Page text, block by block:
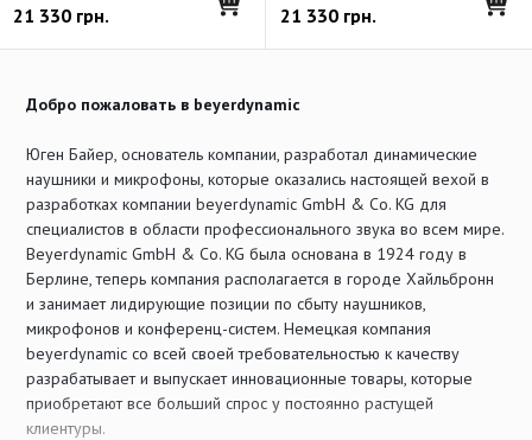
21 330 грн. 21 330 грн.
Добро пожаловать в beyerdynamic
Юген Байер, основатель компании, разработал динамические
наушники и микрофоны, которые оказались настоящей вехой в
разработках компании beyerdynamic GmbH & Co. KG для
специалистов в области профессионального звука во всем мире.
Beyerdynamic GmbH & Co. KG была основана в 1924 году в
Берлине, теперь компания располагается в городе Хайльбронн
и занимает лидирующие позиции по сбыту наушников,
микрофонов и конференц-систем. Немецкая компания
beyerdynamic со всей своей требовательностью к качеству
разрабатывает и выпускает инновационные товары, которые
приобретают все больший спрос у постоянно растущей
клиентуры.